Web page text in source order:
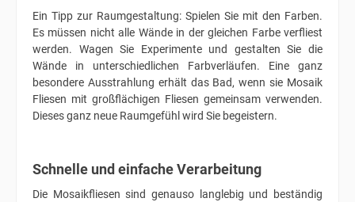
Ein Tipp zur Raumgestaltung: Spielen Sie mit den Farben.
Es müssen nicht alle Wände in der gleichen Farbe verfliest
werden. Wagen Sie Experimente und gestalten Sie die
Wände in unterschiedlichen Farbverläufen. Eine ganz
besondere Ausstrahlung erhält das Bad, wenn sie Mosaik
Fliesen mit großflächigen Fliesen gemeinsam verwenden.
Dieses ganz neue Raumgefühl wird Sie begeistern.
Schnelle und einfache Verarbeitung
Die Mosaikfliesen sind genauso langlebig und beständig